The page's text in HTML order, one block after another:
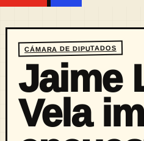
CÁMARA DE DIPUTADOS
Jaime
Vela